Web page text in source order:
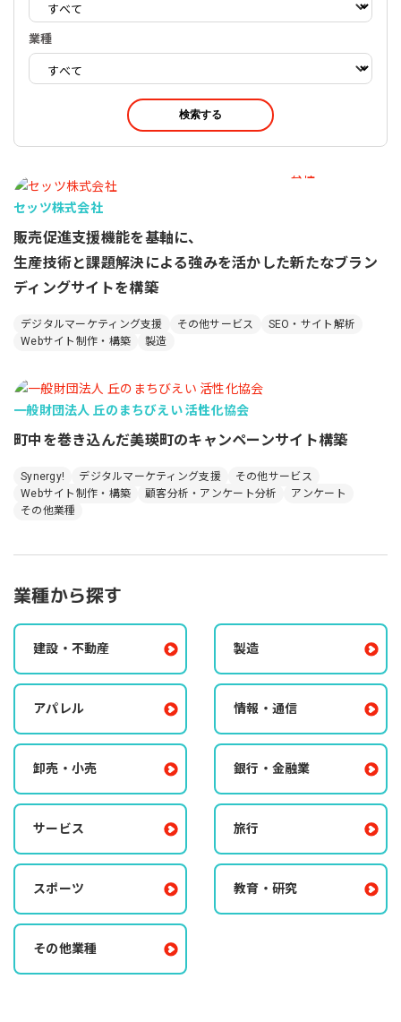
業種
検索する
セッツ株式会社
販売促進支援機能を基軸に、
生産技術と課題解決による強みを活かした新たなブラン
ディングサイトを構築
デジタルマーケティング支援 その他サービス
SEO・サイト解析
Webサイト制作・構築
製造
一般財団法人 丘のまちびえい 活性化協会
町中を巻き込んだ美瑛町のキャンペーンサイト構築
Synergy! デジタルマーケティング支援
その他サービス
Webサイト制作・構築
顧客分析・アンケート分析
アンケート
その他業種
業種から探す
建設・不動産 製造
アパレル 情報・通信
卸売・小売 銀行・金融業
サービス 旅行
スポーツ 教育・研究
その他業種